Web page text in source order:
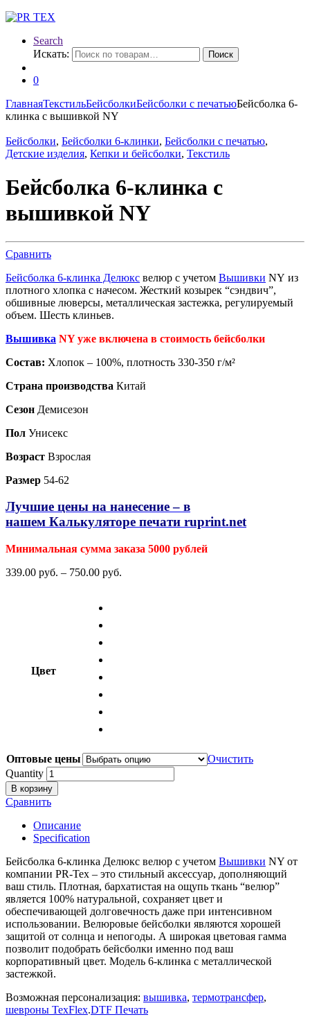
Search
Искать:
Поиск
0
ГлавнаяТекстильБейсболкиБейсболки с печатьюБейсболка 6-
клинка с вышивкой NY
Бейсболки, Бейсболки 6-клинки, Бейсболки с печатью,
Детские изделия, Кепки и бейсболки, Текстиль
Бейсболка 6-клинка с
вышивкой NY
Сравнить
Бейсболка 6-клинка Делюкс велюр с учетом Вышивки NY из
плотного хлопка с начесом. Жесткий козырек “сэндвич”,
обшивные люверсы, металлическая застежка, регулируемый
объем. Шесть клиньев.
Вышивка NY уже включена в стоимость бейсболки
Состав: Хлопок – 100%, плотность 330-350 г/м²
Страна производства Китай
Сезон Демисезон
Пол Унисекс
Возраст Взрослая
Размер 54-62
Лучшие цены на нанесение – в
нашем Калькуляторе печати ruprint.net
Минимальная сумма заказа 5000 рублей
339.00 руб. – 750.00 руб.
Цвет
Оптовые цены
Очистить
Quantity
В корзину
Сравнить
Описание
Specification
Бейсболка 6-клинка Делюкс велюр с учетом Вышивки NY от
компании PR-Tex – это стильный аксессуар, дополняющий
ваш стиль. Плотная, бархатистая на ощупь ткань “велюр”
является 100% натуральной, сохраняет цвет и
обеспечивающей долговечность даже при интенсивном
использовании. Велюровые бейсболки являются хорошей
защитой от солнца и непогоды. А широкая цветовая гамма
позволит подобрать бейсболки именно под ваш
корпоративный цвет. Модель 6-клинка с металлической
застежкой.
Возможная персонализация: вышивка, термотрансфер,
шевроны TexFlex.DTF Печать